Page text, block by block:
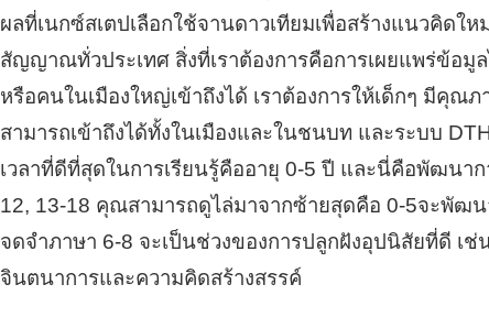
ผลที่เนกซ์สเตปเลือกใช้จานดาวเทียมเพื่อสร้างแนวคิดให
สัญญาณทั่วประเทศ สิ่งที่เราต้องการคือการเผยแพร่ข้อ
หรือคนในเมืองใหญ่เข้าถึงได้ เราต้องการให้เด็กๆ มีคุณ
สามารถเข้าถึงได้ทั้งในเมืองและในชนบท และระบบ
เวลาที่ดีที่สุดในการเรียนรู้คืออายุ 0-5 ปี และนี่คือพัฒนา
12, 13-18 คุณสามารถดูไล่มาจากซ้ายสุดคือ 0-5จะพัฒน
จดจำภาษา 6-8 จะเป็นช่วงของการปลูกฝังอุปนิสัยที่ดี เช่
จินตนาการและความคิดสร้างสรรค์